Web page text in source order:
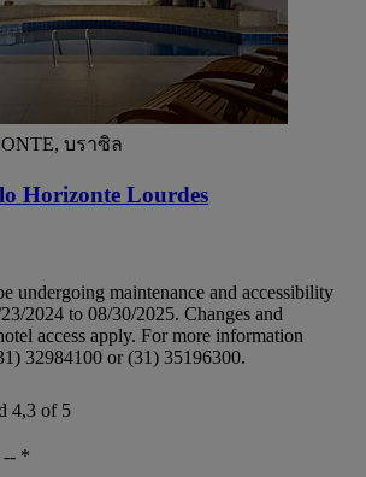
บราซิล
Horizonte Lourdes
undergoing maintenance and accessibility
2024 to 08/30/2025. Changes and
access apply. For more information
32984100 or (31) 35196300.
4,3 of 5
*